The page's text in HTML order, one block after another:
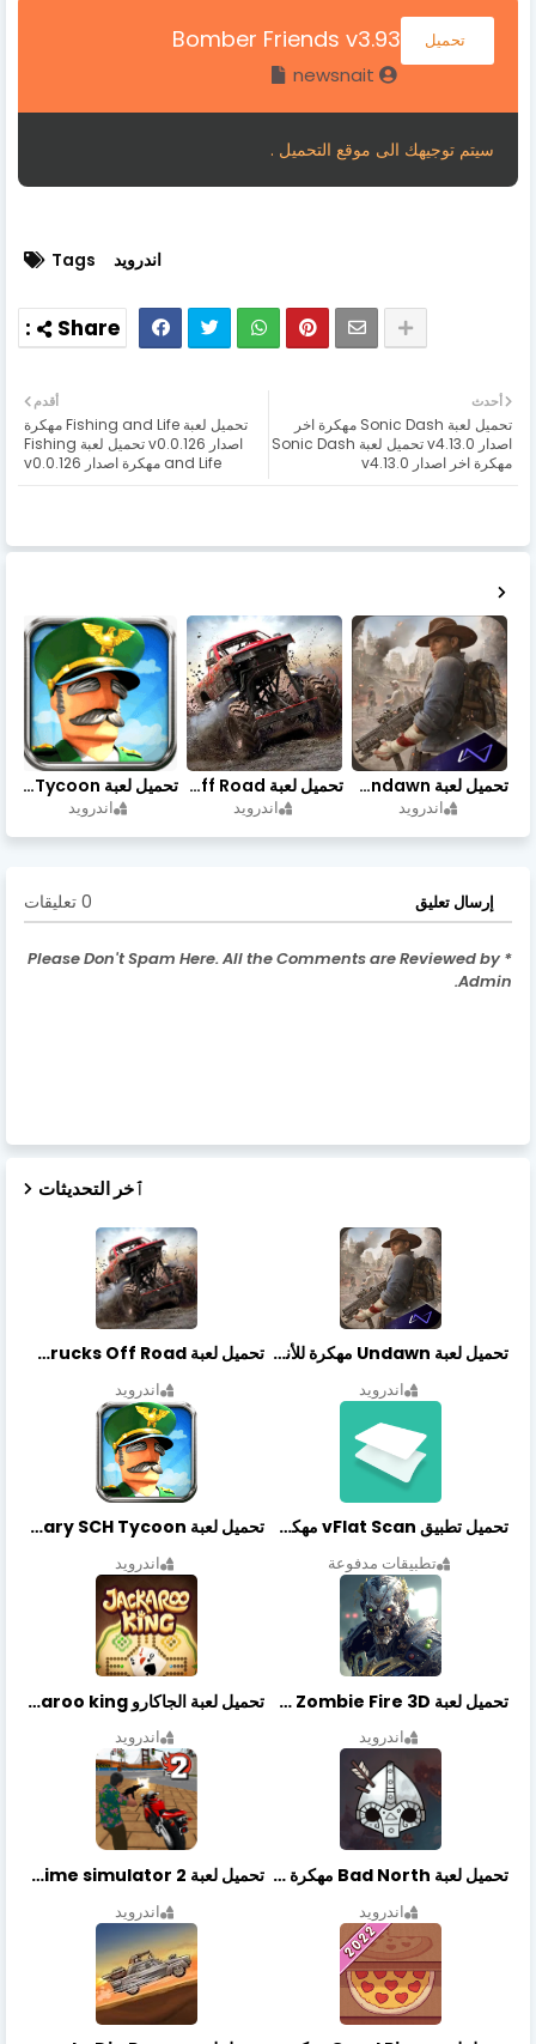
Bomber Friends v3.93 تحميل
سيتم توجيهك الى موقع التحميل .
Tags اندرويد
أحدث
تحميل لعبة Sonic Dash مهكرة اخر
اصدار v4.13.0 تحميل لعبة Sonic Dash
مهكرة اخر اصدار v4.13.0
أقدم
تحميل لعبة Fishing and Life مهكرة
اصدار v0.0.126 تحميل لعبة Fishing
and Life مهكرة اصدار v0.0.126
تحميل لعبة Undawn مهكرة للأندرويد أخر إصدار | تحميل مباشر + موارد غير محدودة
اندرويد
تحميل لعبة Trucks Off Road مهكرة اخر اصدار
اندرويد
تحميل لعبة Idle Military SCH Tycoon مهكرة آخر إصدار
اندرويد
إرسال تعليق 0 تعليقات
* Please Don't Spam Here. All the Comments are Reviewed by
Admin.
ٱخر التحديثات
تحميل لعبة Undawn مهكرة للأندرويد أخر إصدار | تحميل مباشر + موارد غير محدودة
اندرويد
تحميل لعبة Trucks Off Road مهكرة اخر اصدار
اندرويد
تحميل تطبيق vFlat Scan مهكر آخر إصدار
تطبيقات مدفوعة
تحميل لعبة Idle Military SCH Tycoon مهكرة آخر إصدار
اندرويد
تحميل لعبة Zombie Fire 3D مهكرة آخر إصدار
اندرويد
تحميل لعبة الجاكارو jackaroo king آخر إصدار
اندرويد
تحميل لعبة Bad North مهكرة آخر إصدار
اندرويد
تحميل لعبة Vegas crime simulator 2 مهكرة اخر اصدار
اندرويد